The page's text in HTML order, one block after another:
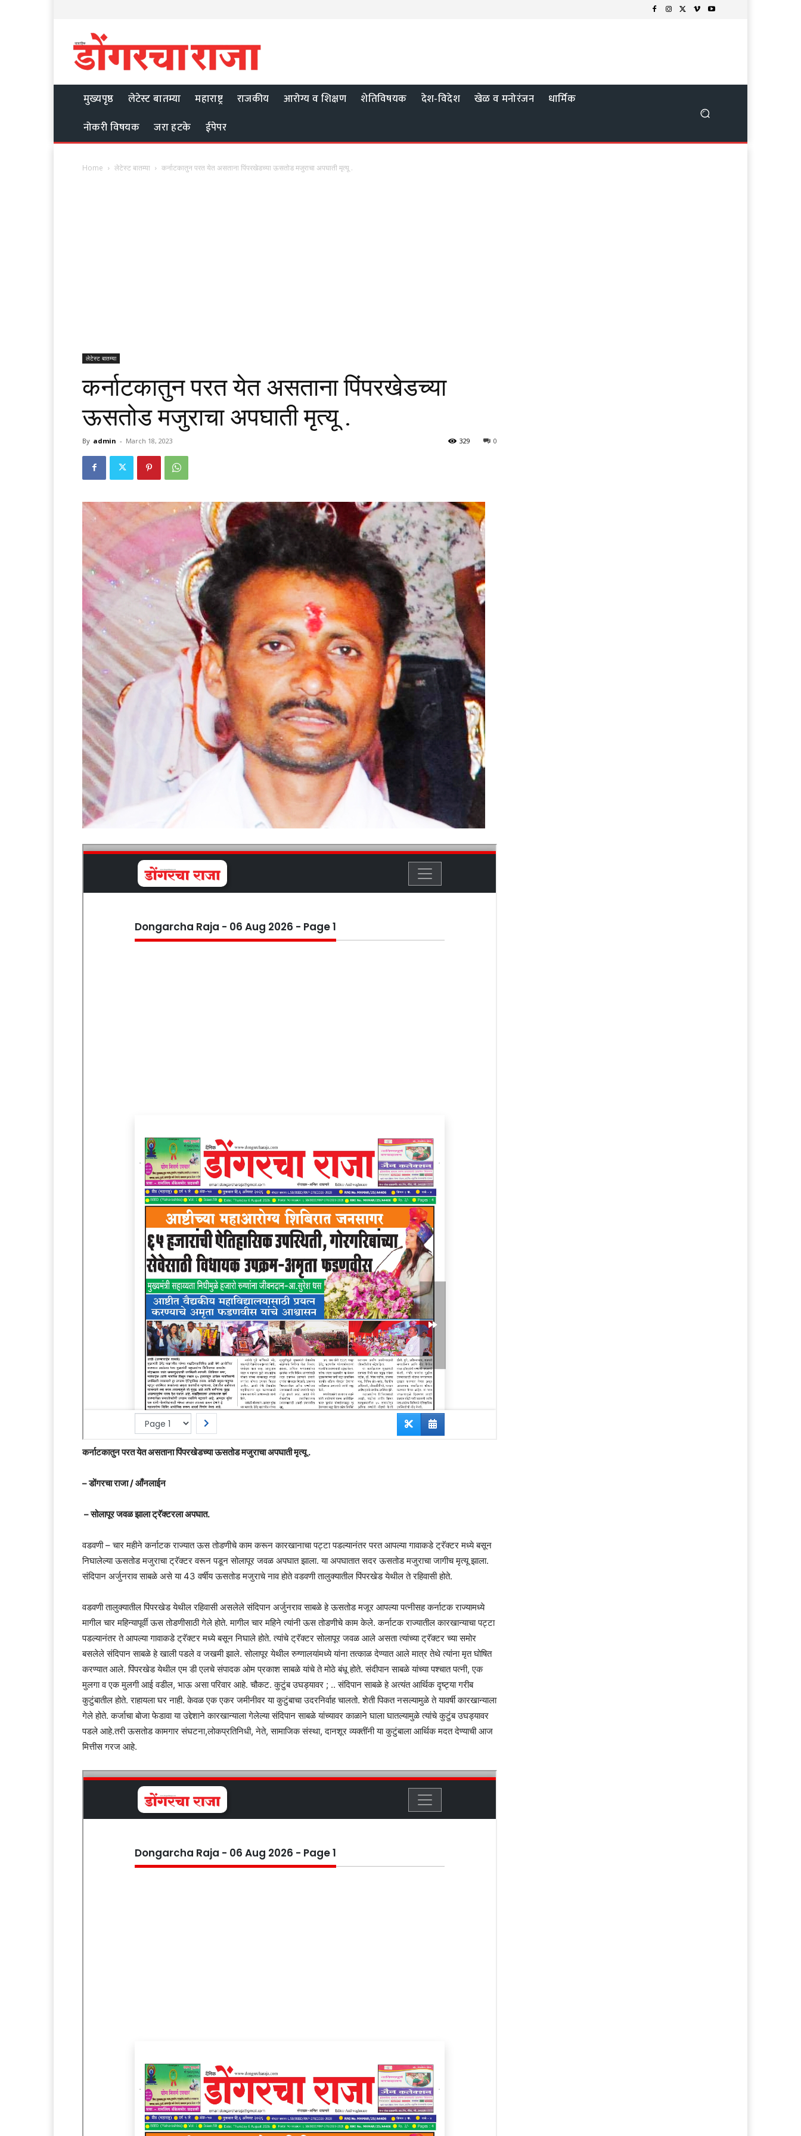
मुख्यपृष्ठ लेटेस्ट बातम्या महाराष्ट्र राजकीय आरोग्य व शिक्षण शेतिविषयक देश-विदेश खेळ व मनोरंजन
धार्मिक
नोकरी विषयक
जरा हटके ईपेपर
Home लेटेस्ट बातम्या कर्नाटकातुन परत येत असताना पिंपरखेडच्या ऊसतोड मजुराचा अपघाती मृत्यू .
लेटेस्ट बातम्या
कर्नाटकातुन परत येत असताना पिंपरखेडच्या
ऊसतोड मजुराचा अपघाती मृत्यू .
By admin - March 18, 2023 0
329
कर्नाटकातुन परत येत असताना पिंपरखेडच्या ऊसतोड मजुराचा अपघाती मृत्यू .
– डोंगरचा राजा / आँनलाईन
– सोलापूर जवळ झाला ट्रॅक्टरला अपघात.
वडवणी – चार महीने कर्नाटक राज्यात ऊस तोडणीचे काम करून कारखानाचा पट्टा पडल्यानंतर परत आपल्या गावाकडे ट्रॅक्टर मध्ये बसून
निघालेल्या ऊसतोड मजुराचा ट्रॅक्टर वरून पडून सोलापूर जवळ अपघात झाला. या अपघातात सदर ऊसतोड मजुराचा जागीच मृत्यू झाला.
संदिपान अर्जुनराव साबळे असे या 43 वर्षीय ऊसतोड मजुराचे नाव होते वडवणी तालुक्यातील पिंपरखेड येथील ते रहिवासी होते.
वडवणी तालुक्यातील पिंपरखेड येथील रहिवासी असलेले संदिपान अर्जुनराव साबळे हे ऊसतोड मजूर आपल्या पत्नीसह कर्नाटक राज्यामध्ये
मागील चार महिन्यापूर्वी ऊस तोडणीसाठी गेले होते. मागील चार महिने त्यांनी ऊस तोडणीचे काम केले. कर्नाटक राज्यातील कारखान्याचा पट्टा
पडल्यानंतर ते आपल्या गावाकडे ट्रॅक्टर मध्ये बसून निघाले होते. त्यांचे ट्रॅक्टर सोलापूर जवळ आले असता त्यांच्या ट्रॅक्टर च्या समोर
बसलेले संदिपान साबळे हे खाली पडले व जखमी झाले. सोलापूर येथील रुग्णालयांमध्ये यांना तत्काळ देण्यात आले मात्र तेथे त्यांना मृत घोषित
करण्यात आले. पिंपरखेड येथील एम डी एलचे संपादक ओम प्रकाश साबळे यांचे ते मोठे बंधू होते. संदीपान साबळे यांच्या पश्चात पत्नी, एक
मुलगा व एक मुलगी आई वडील, भाऊ असा परिवार आहे. चौकट. कुटुंब उघड्यावर ; .. संदिपान साबळे हे अत्यंत आर्थिक दृष्ट्या गरीब
कुटुंबातील होते. राहायला घर नाही. केवळ एक एकर जमीनीवर या कुटुंबाचा उदरनिर्वाह चालतो. शेती पिकत नसल्यामुळे ते यावर्षी कारखान्याला
गेले होते. कर्जाचा बोजा फेडावा या उद्देशाने कारखान्याला गेलेल्या संदिपान साबळे यांच्यावर काळाने घाला घातल्यामुळे त्यांचे कुटुंब उघड्यावर
पडले आहे.तरी ऊसतोड कामगार संघटना,लोकप्रतिनिधी, नेते, सामाजिक संस्था, दानशूर व्यक्तींनी या कुटुंबाला आर्थिक मदत देण्याची आज
मित्तीस गरज आहे.